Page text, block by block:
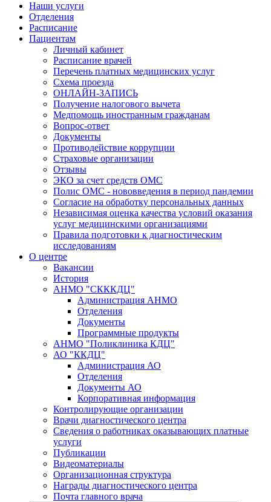
Наши услуги
Отделения
Расписание
Пациентам
Личный кабинет
Расписание врачей
Перечень платных медицинских услуг
Схема проезда
ОНЛАЙН-ЗАПИСЬ
Получение налогового вычета
Медпомощь иностранным гражданам
Вопрос-ответ
Документы
Противодействие коррупции
Страховые организации
Отзывы
ЭКО за счет средств ОМС
Полис ОМС - нововведения в период пандемии
Согласие на обработку персональных данных
Независимая оценка качества условий оказания
услуг медицинскими организациями
Правила подготовки к диагностическим
исследованиям
О центре
Вакансии
История
АНМО "СКККДЦ"
Администрация АНМО
Отделения
Документы
Программные продукты
АНМО "Поликлиника КДЦ"
АО "ККДЦ"
Администрация АО
Отделения
Документы АО
Корпоративная информация
Контролирующие организации
Врачи диагностического центра
Сведения о работниках оказывающих платные
услуги
Публикации
Видеоматериалы
Организационная структура
Награды диагностического центра
Почта главного врача